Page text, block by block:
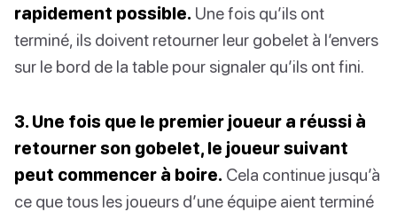
rapidement possible. Une fois qu’ils ont
terminé, ils doivent retourner leur gobelet à l’envers
sur le bord de la table pour signaler qu’ils ont fini.
3. Une fois que le premier joueur a réussi à
retourner son gobelet, le joueur suivant
peut commencer à boire. Cela continue jusqu’à
ce que tous les joueurs d’une équipe aient terminé